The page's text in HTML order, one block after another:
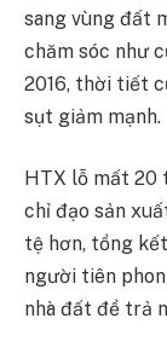
sang vùng đất
chăm sóc như
2016, thời tiết
sụt giảm mạnh.
HTX lỗ mất 20
chỉ đạo sản
tệ hơn, tổng
người tiên
nhà đất để trả